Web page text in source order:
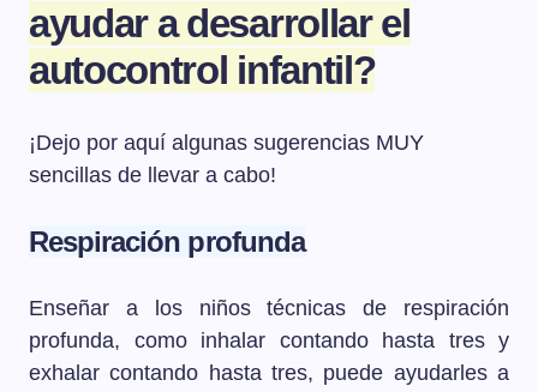
ayudar a desarrollar el
autocontrol infantil?
¡Dejo por aquí algunas sugerencias MUY
sencillas de llevar a cabo!
Respiración profunda
Enseñar a los niños técnicas de respiración
profunda, como inhalar contando hasta tres y
exhalar contando hasta tres, puede ayudarles a